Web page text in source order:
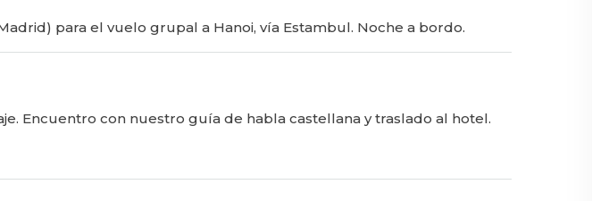
para el vuelo grupal a Hanoi, vía Estambul. Noche a bordo.
Encuentro con nuestro guía de habla castellana y traslado al hotel.